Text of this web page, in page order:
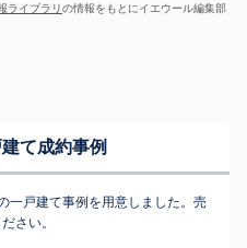
ライブラリの情報をもとにイエウール編集部
て成約事例
一戸建て事例を用意しました。売
さい。